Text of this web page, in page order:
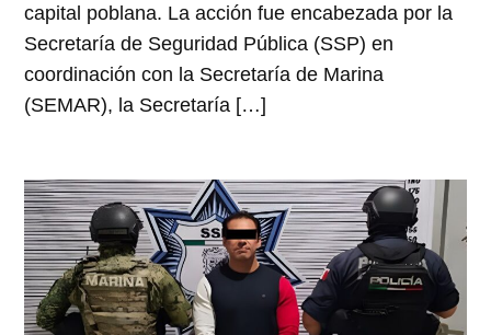
capital poblana. La acción fue encabezada por la
Secretaría de Seguridad Pública (SSP) en
coordinación con la Secretaría de Marina
(SEMAR), la Secretaría […]